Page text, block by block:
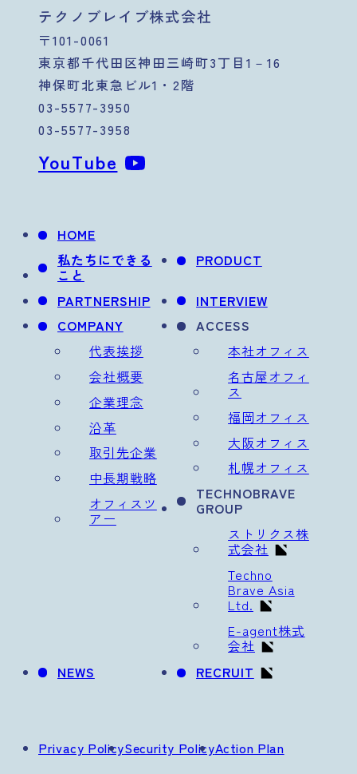
テクノブレイブ株式会社
〒101-0061
東京都千代田区神田三崎町3丁目1－16
神保町北東急ビル1・2階
03-5577-3950
03-5577-3958
YouTube
HOME
私たちにできる
こと
PRODUCT
PARTNERSHIP
INTERVIEW
COMPANY
代表挨拶
会社概要
企業理念
沿革
取引先企業
中長期戦略
オフィスツ
アー
ACCESS
本社オフィス
名古屋オフィ
ス
福岡オフィス
大阪オフィス
札幌オフィス
TECHNOBRAVE
GROUP
ストリクス株
式会社
Techno
Brave Asia
Ltd.
E-agent株式
会社
NEWS
RECRUIT
Privacy PolicySecurity PolicyAction Plan